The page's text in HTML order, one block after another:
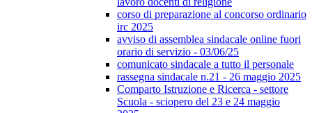
corso di preparazione al concorso ordinario
irc 2025
avviso di assemblea sindacale online fuori
orario di servizio - 03/06/25
comunicato sindacale a tutto il personale
rassegna sindacale n.21 - 26 maggio 2025
Comparto Istruzione e Ricerca - settore
Scuola - sciopero del 23 e 24 maggio